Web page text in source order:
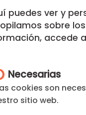
de cada mes.
puedes ver y
sobre
accede
Necesarias
cookies son
sitio web.